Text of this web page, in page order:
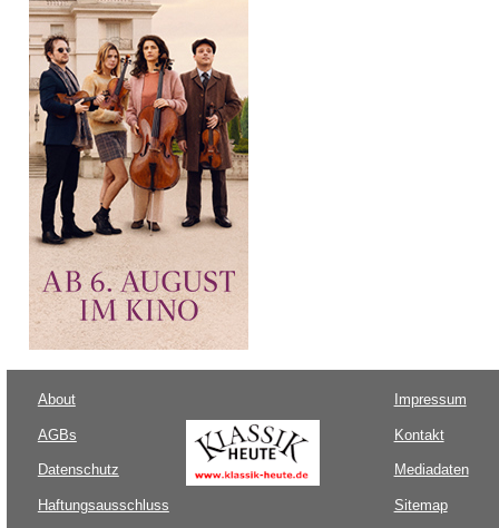
About
AGBs
Datenschutz
Haftungsausschluss
Impressum
Kontakt
Mediadaten
Sitemap